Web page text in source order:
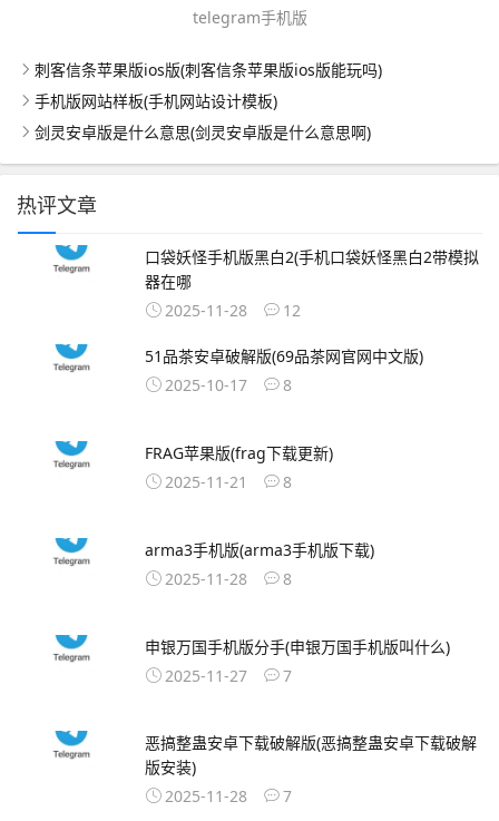
telegram手机版
刺客信条苹果版ios版(刺客信条苹果版ios版能玩吗)
手机版网站样板(手机网站设计模板)
剑灵安卓版是什么意思(剑灵安卓版是什么意思啊)
热评文章
口袋妖怪手机版黑白2(手机口袋妖怪黑白2带模拟
器在哪
2025-11-28
12
51品茶安卓破解版(69品茶网官网中文版)
2025-10-17
8
FRAG苹果版(frag下载更新)
2025-11-21
8
arma3手机版(arma3手机版下载)
2025-11-28
8
申银万国手机版分手(申银万国手机版叫什么)
2025-11-27
7
恶搞整蛊安卓下载破解版(恶搞整蛊安卓下载破解
版安装)
2025-11-28
7